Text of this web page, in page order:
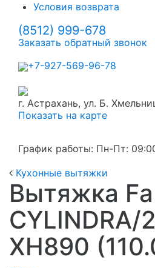
Условия возврата
(8512) 999-678
Заказать обратный звонок
+7-927-569-96-78
г. Астрахань, ул. Б.
Показать на карте
График работы: Пн-Пт:
Кухонные вытяжки
Вытяжка
CYLINDRA/
XH890